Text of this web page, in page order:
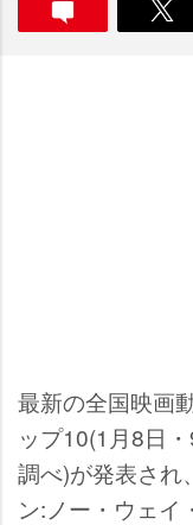
最新の全国映画
ップ10(1月8日
調べ)が発表され
ン:ノー・ウェイ